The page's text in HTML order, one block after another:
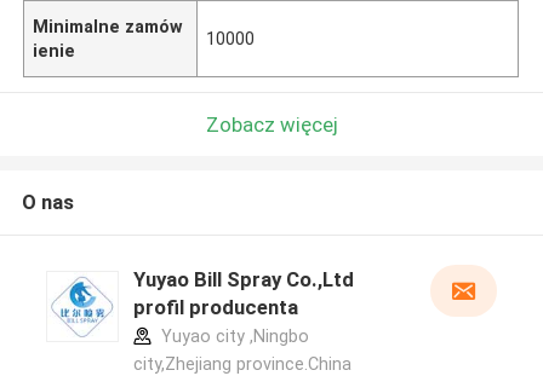
Minimalne zamów
ienie
10000
Zobacz więcej
O nas
Yuyao Bill Spray Co.,Ltd
profil producenta
Yuyao city ,Ningbo
city,Zhejiang province.China